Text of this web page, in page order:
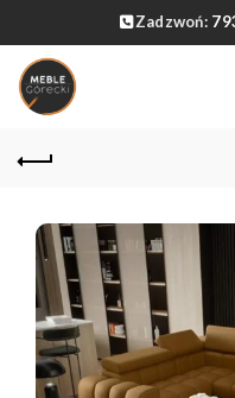
Zadzwoń: